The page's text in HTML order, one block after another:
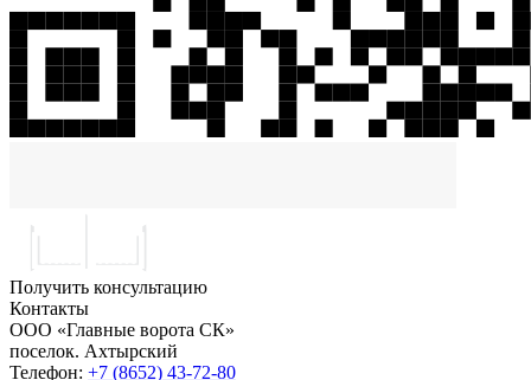
Получить консультацию
Контакты
ООО «Главные ворота СК»
поселок. Ахтырский
Телефон: +7 (8652) 43-72-80